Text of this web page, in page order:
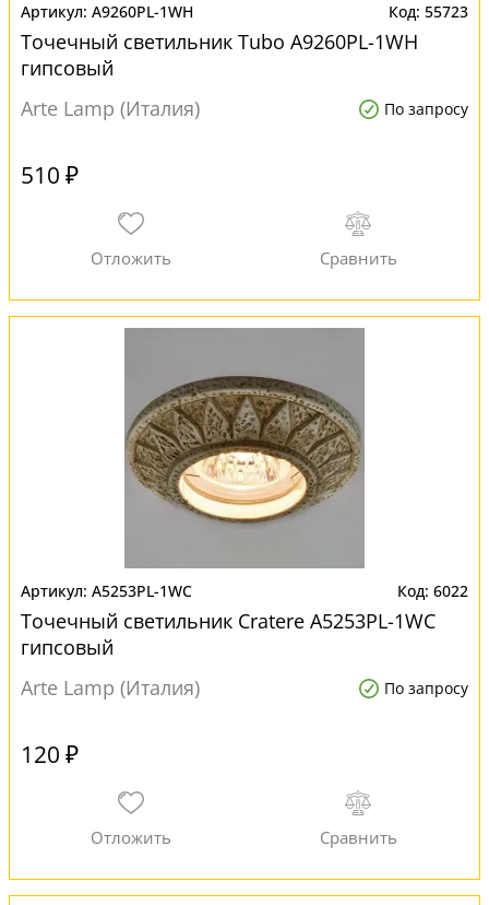
A9260PL-1WH 55723
Точечный светильник Tubo A9260PL-1WH
гипсовый
Arte Lamp (Италия)
По запросу
510 ₽
A5253PL-1WC 6022
Точечный светильник Cratere A5253PL-1WC
гипсовый
Arte Lamp (Италия)
По запросу
120 ₽